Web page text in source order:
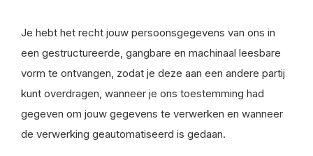
Je hebt het recht jouw persoonsgegevens van ons in
een gestructureerde, gangbare en machinaal leesbare
vorm te ontvangen, zodat je deze aan een andere partij
kunt overdragen, wanneer je ons toestemming had
gegeven om jouw gegevens te verwerken en wanneer
de verwerking geautomatiseerd is gedaan.